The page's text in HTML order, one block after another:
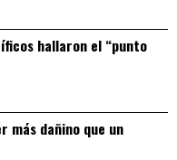
hallaron el “punto
más dañino que un